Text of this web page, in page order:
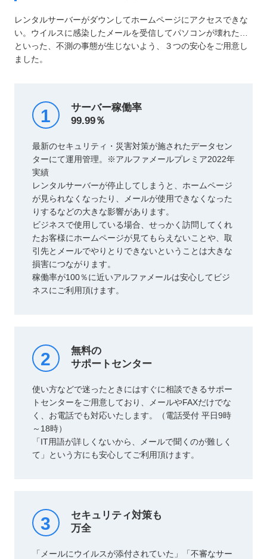
レンタルサーバーがダウンしてホームページにアクセスできな
い。ウイルスに感染したメールを受信してパソコンが壊れた…
といった、不測の事態が生じないよう、３つの安心をご用意し
ました。
1
サーバー稼働率
99.99％
最新のセキュリティ・災害対策が施されたデータセン
ターにて運用管理。※アルファメールプレミア2022年
実績
レンタルサーバーが停止してしまうと、ホームページ
が見られなくなったり、メールが使用できなくなった
りするなどの大きな影響があります。
ビジネスで使用している場合、せっかく訪問してくれ
たお客様にホームページが見てもらえないことや、取
引先とメールでやりとりできないということは大きな
損害につながります。
稼働率が100％に近いアルファメールは安心してビジ
ネスにご利用頂けます。
2
無料の
サポートセンター
使い方などで迷ったときにはすぐに相談できるサポー
トセンターをご用意しており、メールやFAXだけでな
く、お電話でも対応いたします。（電話受付 平日9時
～18時）
「IT用語が詳しくないから、メールで聞くのが難しく
て」という方にも安心してご利用頂けます。
3
セキュリティ対策も
万全
「メールにウイルスが添付されていた」「不審なサー